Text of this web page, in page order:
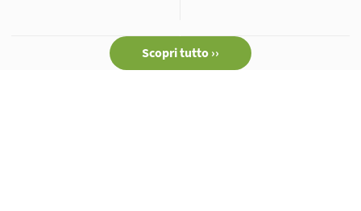
Scopri tutto